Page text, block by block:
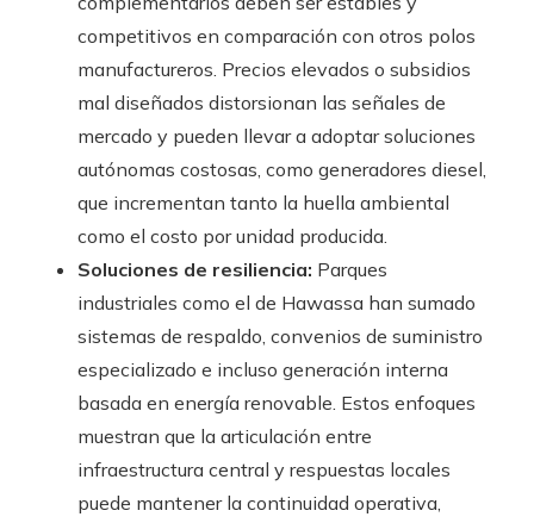
competitivos en comparación con otros polos
manufactureros. Precios elevados o subsidios
mal diseñados distorsionan las señales de
mercado y pueden llevar a adoptar soluciones
autónomas costosas, como generadores diesel,
que incrementan tanto la huella ambiental
como el costo por unidad producida.
Soluciones de resiliencia: Parques
industriales como el de Hawassa han sumado
sistemas de respaldo, convenios de suministro
especializado e incluso generación interna
basada en energía renovable. Estos enfoques
muestran que la articulación entre
infraestructura central y respuestas locales
puede mantener la continuidad operativa,